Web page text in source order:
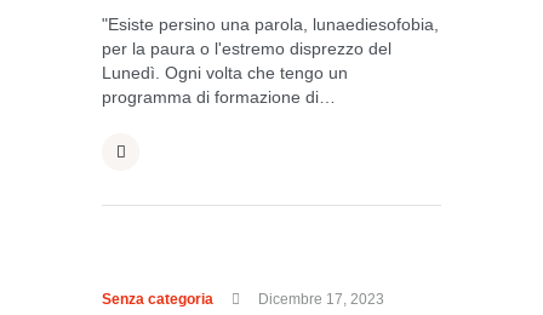
"Esiste persino una parola, lunaediesofobia,
per la paura o l'estremo disprezzo del
Lunedì. Ogni volta che tengo un
programma di formazione di…
Senza categoria Dicembre 17, 2023